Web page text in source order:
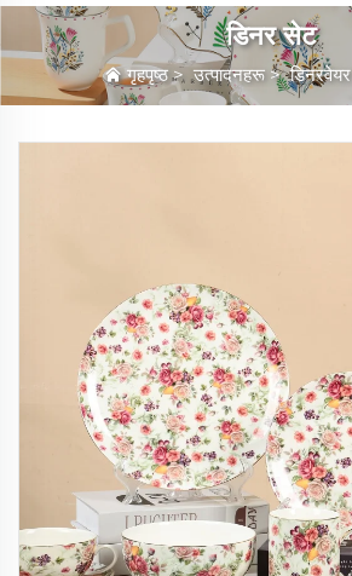
डिनर सेट
गृहपृष्ठ>उत्पादनहरू >डिनरवेयर